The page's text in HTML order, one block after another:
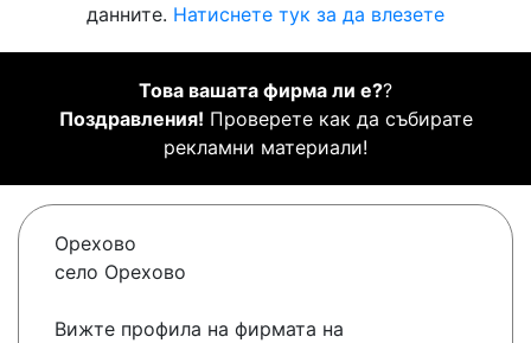
данните. Натиснете тук за да влезете
Това вашата фирма ли е??
Поздравления! Проверете как да събирате
рекламни материали!
Орехово
село Орехово
Вижте профила на фирмата на